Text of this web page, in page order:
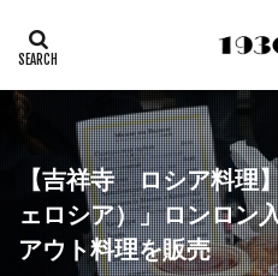
【吉祥寺 ロシア料理
ェロシア）」ロンロン
アウト料理を販売